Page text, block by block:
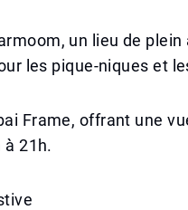
un lieu de
les pique-niques et
Frame, offrant une
à 21h.